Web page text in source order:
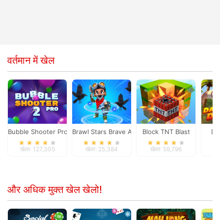
वर्तमान में खेल
Bubble Shooter Pro 2
खेला: 127,305
Brawl Stars Brave Adventure
खेला: 25,384
Block TNT Blast
खेला: 59,796
और अधिक मुक्त खेल खेलो!